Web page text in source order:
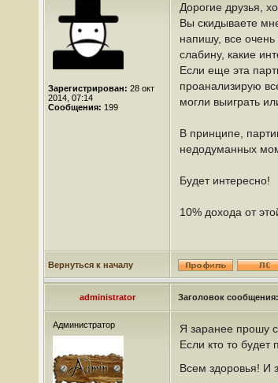
Зарегистрирован: 28 окт
2014, 07:14
Сообщения: 199
Дорогие друзья,
Вы скидываете
напишу, все
слабину, какие
Если еще эта
проанализирую
могли выиграть
В принципе,
недодуманных
Будет интересно!
10% дохода от
Вернуться к началу
administrator Заголовок сообщения:
Администратор
Я заранее прошу
Если кто то будет
Всем здоровья! И